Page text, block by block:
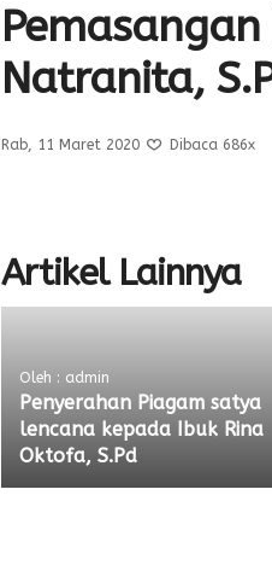
Natranita,
Rab, 11 Maret 2020 Dibaca 686x
Artikel Lainnya
Oleh : admin
Penyerahan Piagam satya
lencana kepada Ibuk Rina
Oktofa, S.Pd